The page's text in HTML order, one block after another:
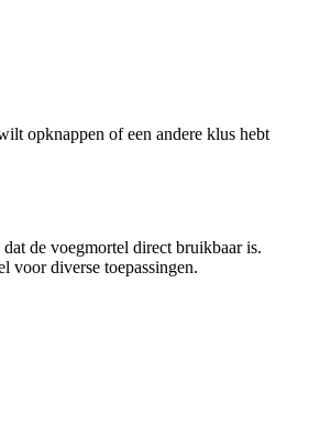
opknappen of een andere klus hebt
de voegmortel direct bruikbaar is.
voor diverse toepassingen.